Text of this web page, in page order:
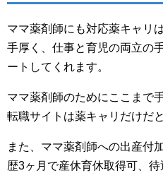
ママ薬剤師にも対応薬キャリ
手厚く、仕事と育児の両立の
ートしてくれます。
ママ薬剤師のためにここまで
転職サイトは薬キャリだけだ
また、ママ薬剤師への出産付
歴3ヶ月で産休育休取得可、待